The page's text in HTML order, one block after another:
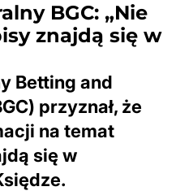
BGC: „Nie
znajdą się w
Betting and
przyznał, że
na temat
się w